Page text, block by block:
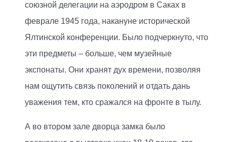
союзной делегации на аэродром в Саках в
феврале 1945 года, накануне исторической
Ялтинской конференции. Было подчеркнуто, что
эти предметы – больше, чем музейные
экспонаты. Они хранят дух времени, позволяя
нам ощутить связь поколений и отдать дань
уважения тем, кто сражался на фронте в тылу.
А во втором зале дворца замка было